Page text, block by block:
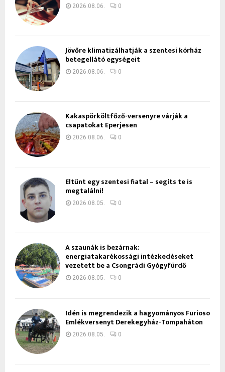
2026.08.06. 0
Jövőre klimatizálhatják a szentesi kórház
betegellátó egységeit
2026.08.06. 0
Kakaspörköltfőző-versenyre várják a
csapatokat Eperjesen
2026.08.06. 0
Eltűnt egy szentesi fiatal – segíts te is
megtalálni!
2026.08.05. 0
A szaunák is bezárnak:
energiatakarékossági intézkedéseket
vezetett be a Csongrádi Gyógyfürdő
2026.08.05. 0
Idén is megrendezik a hagyományos Furioso
Emlékversenyt Derekegyház-Tompaháton
2026.08.05. 0